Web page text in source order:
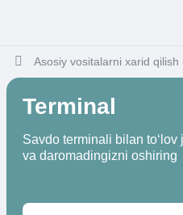
Asosiy vositalarni xarid
Terminal
Savdo terminali bilan
va daromadingizni oshiring